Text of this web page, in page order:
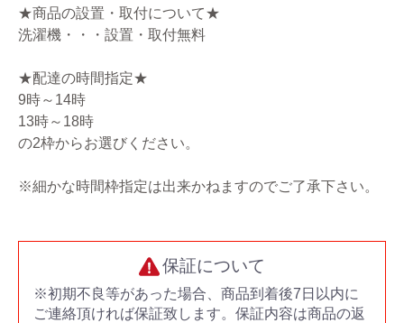
★商品の設置・取付について★
洗濯機・・・設置・取付無料
★配達の時間指定★
9時～14時
13時～18時
の2枠からお選びください。
※細かな時間枠指定は出来かねますのでご了承下さい。
保証について
※初期不良等があった場合、商品到着後7日以内に
ご連絡頂ければ保証致します。保証内容は商品の返